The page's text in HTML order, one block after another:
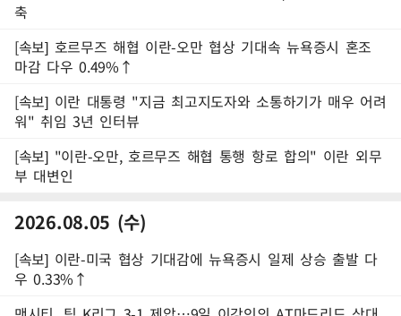
축
[속보] 호르무즈 해협 이란-오만 협상 기대속 뉴욕증시 혼조
마감 다우 0.49%↑
[속보] 이란 대통령 "지금 최고지도자와 소통하기가 매우 어려
워" 취임 3년 인터뷰
[속보] "이란-오만, 호르무즈 해협 통행 항로 합의" 이란 외무
부 대변인
2026.08.05 (수)
[속보] 이란-미국 협상 기대감에 뉴욕증시 일제 상승 출발 다
우 0.33%↑